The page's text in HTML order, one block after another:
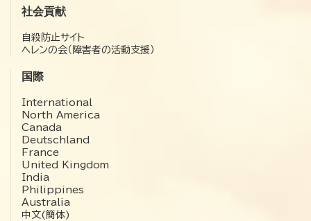
社会貢献
自殺防止サイト
ヘレンの会（障害者の活動支援）
国際
International
North America
Canada
Deutschland
France
United Kingdom
India
Philippines
Australia
中文(簡体)